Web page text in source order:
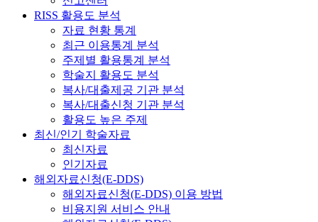
RISS 활용도 분석
자료 현황 통계
최근 이용통계 분석
주제별 활용통계 분석
학술지 활용도 분석
복사/대출제공 기관 분석
복사/대출신청 기관 분석
활용도 높은 주제
최신/인기 학술자료
최신자료
인기자료
해외자료신청(E-DDS)
해외자료신청(E-DDS) 이용 방법
비용지원 서비스 안내